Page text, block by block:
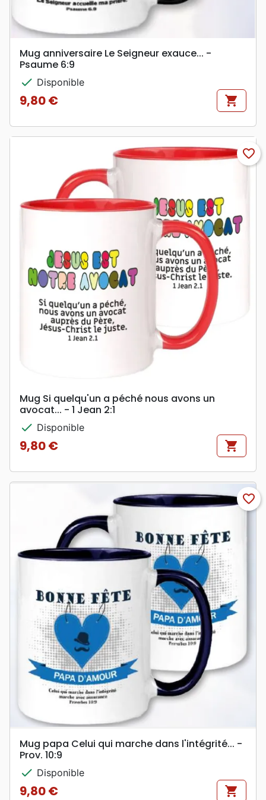
Mug anniversaire Le Seigneur exauce... -
Psaume 6:9
check Disponible
Prix
9,80 € shopping_cart
favorite_border
Mug Si quelqu'un a péché nous avons un
avocat... - 1 Jean 2:1
check Disponible
Prix
9,80 € shopping_cart
favorite_border
Mug papa Celui qui marche dans l'intégrité... -
Prov. 10:9
check Disponible
Prix
9,80 € shopping_cart